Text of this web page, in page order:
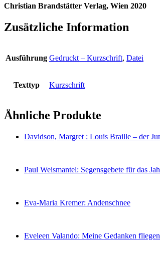
Christian Brandstätter Verlag, Wien 2020
Zusätzliche Information
Ausführung Gedruckt – Kurzschrift, Datei
Texttyp Kurzschrift
Ähnliche Produkte
Davidson, Margret : Louis Braille – der
Paul Weismantel: Segensgebete für das
Eva-Maria Kremer: Andenschnee
Eveleen Valando: Meine Gedanken